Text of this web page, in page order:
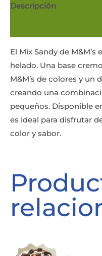
Descripción
El Mix Sandy de
helado. Una base
M&M’s de colores y un
creando una
pequeños. Disponible
es ideal para disfrutar
color y sabor.